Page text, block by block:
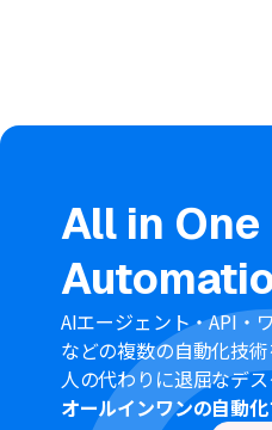
特定の送信元メールアド
■注意事項
Gmail、Google Driveの
さい。
OCRまたは音声を文字起
ームプラン・サクセスプ
となっております。フリ
定しているフローボット
りますので、ご注意くだ
All in One
AIエージェント・API・
などの複数の自動化技術
人の代わりに退屈なデ
オールインワンの自動